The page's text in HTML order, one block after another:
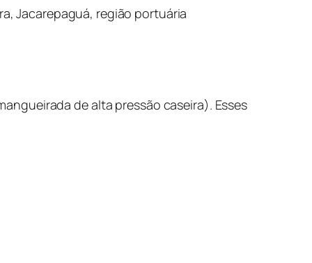
Jacarepaguá, região portuária
de alta pressão caseira). Esses